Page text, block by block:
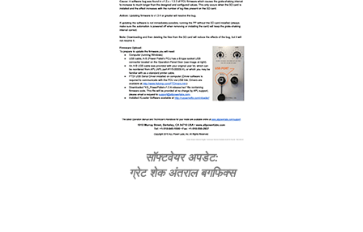
सॉफ्टवेयर अपडेट:
ग्रेट शेक अंतराल बगफिक्स